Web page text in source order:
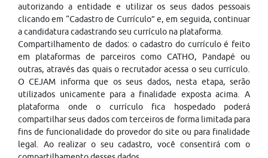
autorizando a entidade e utilizar os seus dados pessoais
clicando em “Cadastro de Currículo” e, em seguida, continuar
a candidatura cadastrando seu currículo na plataforma.
Compartilhamento de dados: o cadastro do currículo é feito
em plataformas de parceiros como CATHO, Pandapé ou
outras, através das quais o recrutador acessa o seu currículo.
O CEJAM informa que os seus dados, nesta etapa, serão
utilizados unicamente para a finalidade exposta acima. A
plataforma onde o currículo fica hospedado poderá
compartilhar seus dados com terceiros de forma limitada para
fins de funcionalidade do provedor do site ou para finalidade
legal. Ao realizar o seu cadastro, você consentirá com o